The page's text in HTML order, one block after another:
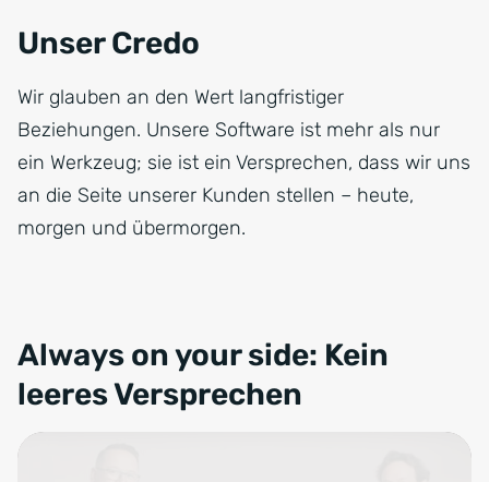
Unser Credo
Wir glauben an den Wert langfristiger
Beziehungen. Unsere Software ist mehr als nur
ein Werkzeug; sie ist ein Versprechen, dass wir uns
an die Seite unserer Kunden stellen – heute,
morgen und übermorgen.
Always on your side: Kein
leeres Versprechen